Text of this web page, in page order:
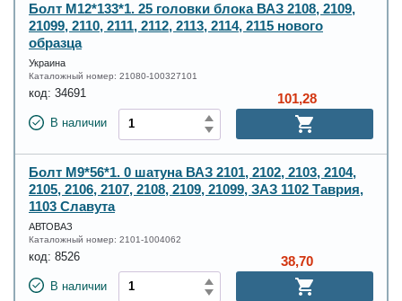
Болт М12*133*1. 25 головки блока ВАЗ 2108, 2109,
21099, 2110, 2111, 2112, 2113, 2114, 2115 нового
образца
Украина
Каталожный номер: 21080-100327101
код: 34691
В наличии
101,28
Болт М9*56*1. 0 шатуна ВАЗ 2101, 2102, 2103, 2104,
2105, 2106, 2107, 2108, 2109, 21099, ЗАЗ 1102 Таврия,
1103 Славута
АВТОВАЗ
Каталожный номер: 2101-1004062
код: 8526
В наличии
38,70